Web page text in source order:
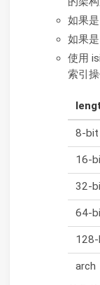
如果
如果
使用
索引
8-bit
16-
32-
64-
arch